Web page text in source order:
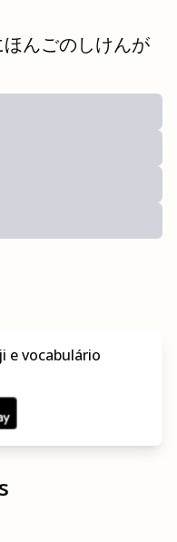
ほんごのしけんが
e vocabulário